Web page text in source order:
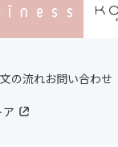
の流れお問い合わせ